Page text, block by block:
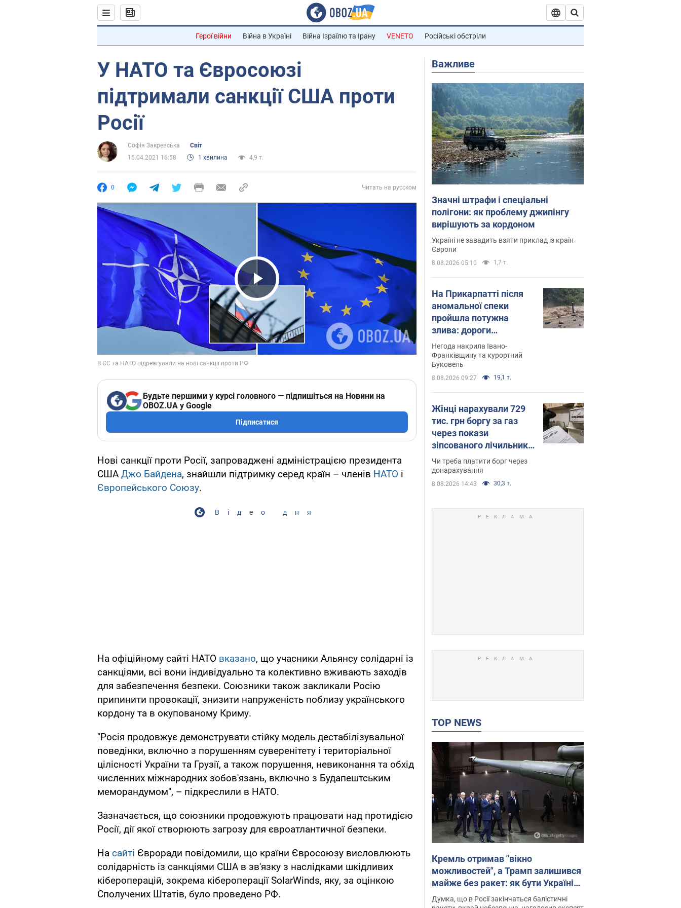
Герої війни Війна в Україні Війна Ізраїлю та Ірану VENETO Російські обстріли
У НАТО та Євросоюзі
підтримали санкції США проти
Росії
Софія Закревська
Світ
15.04.2021 16:58
1 хвилина 4,9 т.
0 Читать на русском
Play Video
Будьте першими у курсі головного — підпишіться на Новини на
OBOZ.UA у Google
Підписатися
Нові санкції проти Росії, запроваджені адміністрацією президента
США Джо Байдена, знайшли підтримку серед країн – членів НАТО і
Європейського Союзу.
Відео дня
На офіційному сайті НАТО вказано, що учасники Альянсу солідарні із
санкціями, всі вони індивідуально та колективно вживають заходів
для забезпечення безпеки. Союзники також закликали Росію
припинити провокації, знизити напруженість поблизу українського
кордону та в окупованому Криму.
"Росія продовжує демонструвати стійку модель дестабілізувальної
поведінки, включно з порушенням суверенітету і територіальної
цілісності України та Грузії, а також порушення, невиконання та обхід
численних міжнародних зобов'язань, включно з Будапештським
меморандумом", – підкреслили в НАТО.
Зазначається, що союзники продовжують працювати над протидією
Росії, дії якої створюють загрозу для євроатлантичної безпеки.
На сайті Євроради повідомили, що країни Євросоюзу висловлюють
солідарність із санкціями США в зв'язку з наслідками шкідливих
кібероперацій, зокрема кібероперації SolarWinds, яку, за оцінкою
Сполучених Штатів, було проведено РФ.
Важливе
Значні штрафи і спеціальні
полігони: як проблему джипінгу
вирішують за кордоном
Україні не завадить взяти приклад із країн
Європи
8.08.2026 05:10 1,7 т.
На Прикарпатті після
аномальної спеки
пройшла потужна
злива: дороги
перетворились на
річки. Відео
Негода накрила Івано-
Франківщину та курортний
Буковель
8.08.2026 09:27 19,1 т.
Жінці нарахували 729
тис. грн боргу за газ
через покази
зіпсованого лічильника:
суддя ухвалив
неочікуване рішення
Чи треба платити борг через
донарахування
8.08.2026 14:43 30,3 т.
TOP NEWS
Кремль отримав "вікно
можливостей", а Трамп залишився
майже без ракет: як бути Україні?
Інтерв’ю з Мельником
Думка, що в Росії закінчаться балістичні